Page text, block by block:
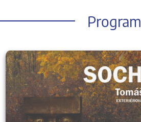
Program